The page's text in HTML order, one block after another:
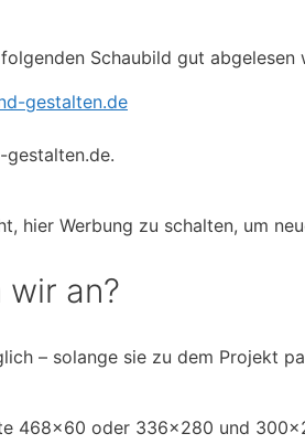
Schaubild gut abgelesen
gestalten.de.
hier Werbung zu schalten, um
an?
– solange sie zu dem Projekt
468×60 oder 336×280 und